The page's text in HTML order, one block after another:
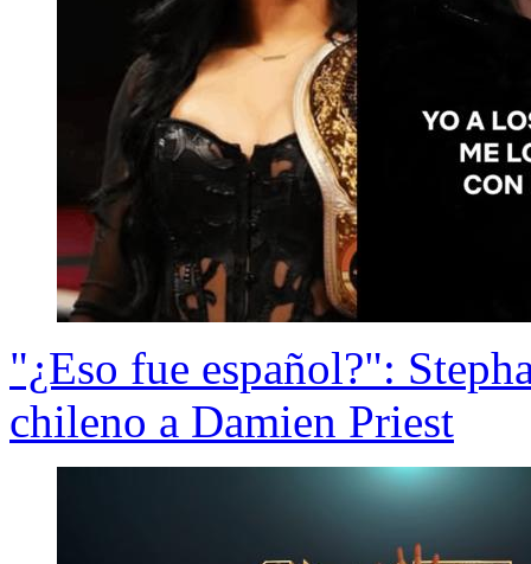
"¿Eso fue español?":
chileno a Damien Priest